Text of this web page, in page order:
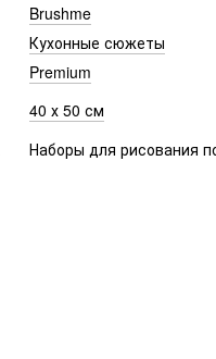
Brushme
Кухонные сюжеты
Premium
40 х 50 см
Наборы для рисования